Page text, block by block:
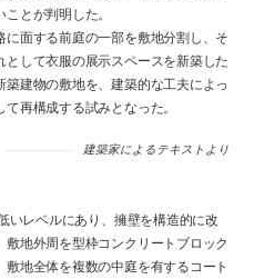
とが判明した。
面する前庭の一部を敷地分割し、そ
して衣服の展示スペースを新築した
築建物の敷地を、建築的な工夫によっ
再構成する試みとなった。
建築家によるテキストより
いレベルにあり、擁壁を構造的に改
地外周を型枠コンクリートブロック
地全体を複数の中庭を有するコート